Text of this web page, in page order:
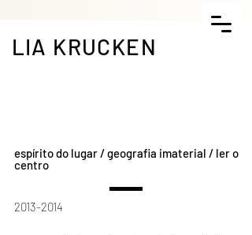
LIA KRUCKEN
espírito do lugar / geografia imaterial / ler o
centro
2013-2014